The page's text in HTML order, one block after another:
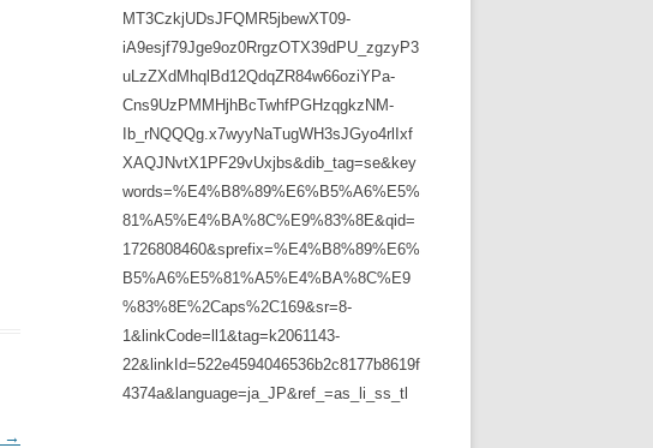
→
MT3CzkjUDsJFQMR5jbewXT09-
iA9esjf79Jge9oz0RrgzOTX39dPU_zgzyP3
uLzZXdMhqlBd12QdqZR84w66oziYPa-
Cns9UzPMMHjhBcTwhfPGHzqgkzNM-
Ib_rNQQQg.x7wyyNaTugWH3sJGyo4rlIxf
XAQJNvtX1PF29vUxjbs&dib_tag=se&key
words=%E4%B8%89%E6%B5%A6%E5%
81%A5%E4%BA%8C%E9%83%8E&qid=
1726808460&sprefix=%E4%B8%89%E6%
B5%A6%E5%81%A5%E4%BA%8C%E9
%83%8E%2Caps%2C169&sr=8-
1&linkCode=ll1&tag=k2061143-
22&linkId=522e4594046536b2c8177b8619f
4374a&language=ja_JP&ref_=as_li_ss_tl